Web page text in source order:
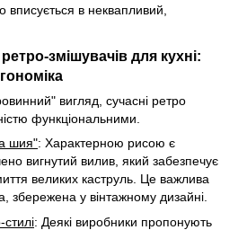
вписується в неквапливий,
змішувачів для кухні:
вигляд, сучасні ретро
функціональними.
шия": Характерною рисою є
вигнутий вилив, який забезпечує
великих каструль. Це важлива
збережена у вінтажному дизайні.
: Деякі виробники пропонують